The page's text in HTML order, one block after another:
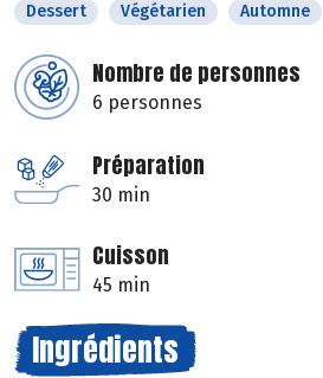
Dessert Végétarien Automne
Nombre de personnes
6 personnes
Préparation
30 min
Cuisson
45 min
Ingrédients